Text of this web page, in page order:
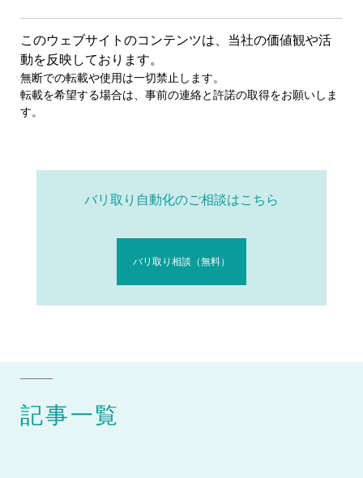
このウェブサイトのコンテンツは、当社の価値観や活
動を反映しております。
無断での転載や使用は一切禁止します。
転載を希望する場合は、事前の連絡と許諾の取得をお願いしま
す。
バリ取り自動化のご相談はこちら
バリ取り相談（無料）
記事一覧